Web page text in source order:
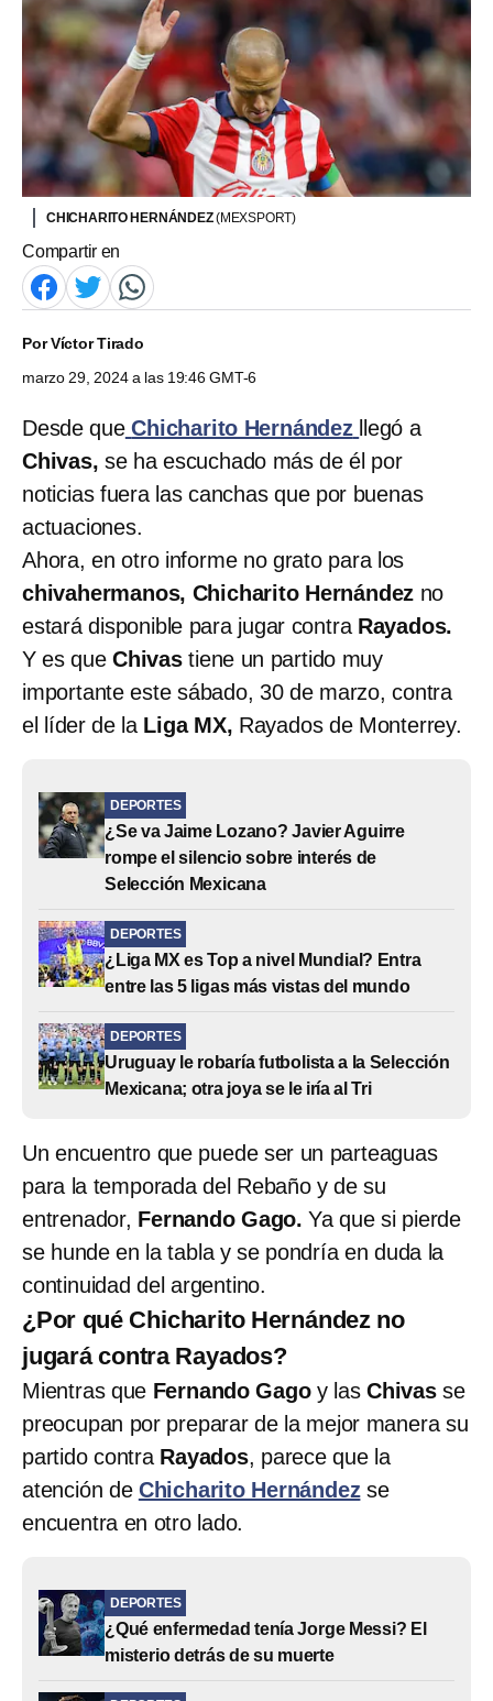
CHICHARITO HERNÁNDEZ(MEXSPORT)
Compartir en
PorVíctor Tirado
marzo 29, 2024 a las 19:46 GMT-6
Desde que Chicharito Hernández llegó a
Chivas, se ha escuchado más de él por
noticias fuera las canchas que por buenas
actuaciones.
Ahora, en otro informe no grato para los
chivahermanos, Chicharito Hernández no
estará disponible para jugar contra Rayados.
Y es que Chivastiene un partido muy
importante este sábado, 30 de marzo, contra
el líder de la Liga MX, Rayados de Monterrey.
DEPORTES
¿Se va Jaime Lozano? Javier Aguirre
rompe el silencio sobre interés de
Selección Mexicana
DEPORTES
¿Liga MX es Top a nivel Mundial? Entra
entre las 5 ligas más vistas del mundo
DEPORTES
Uruguay le robaría futbolista a la Selección
Mexicana; otra joya se le iría al Tri
Un encuentro que puede ser un parteaguas
para la temporada del Rebaño y de su
entrenador, Fernando Gago.Ya que si pierde
se hunde en la tabla y se pondría en duda la
continuidad del argentino.
¿Por qué Chicharito Hernández no
jugará contra Rayados?
Mientras que Fernando Gagoy lasChivasse
preocupan por preparar de la mejor manera su
partido contra Rayados, parece que la
atención de Chicharito Hernándezse
encuentra en otro lado.
DEPORTES
¿Qué enfermedad tenía Jorge Messi? El
misterio detrás de su muerte